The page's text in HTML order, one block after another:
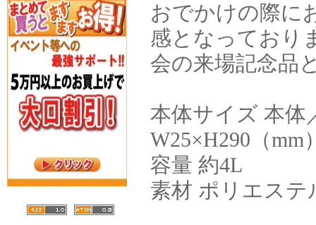
おでかけの際に
感となっており
会の来場記念品
本体サイズ 本体
W25×H290（mm
容量 約4L
素材 ポリエステ